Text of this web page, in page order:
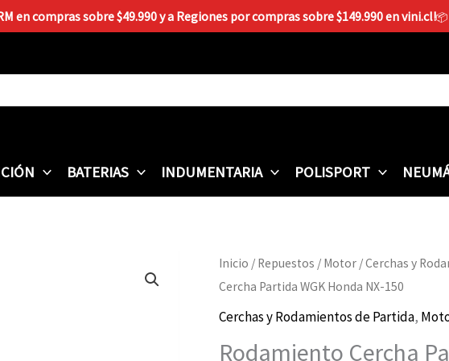
en compras sobre $49.990 y a Regiones por compras sobre $149.990 en vini.cl!📦
BATERIAS INDUMENTARIA POLISPORT
Inicio / Repuestos / Motor /Cerchas y
Cercha Partida WGK Honda NX-150
Cerchas y Rodamientos de Partida,
Rodamiento Cercha
Rodamiento
Cercha
Partida